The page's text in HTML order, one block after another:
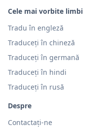
Cele mai vorbite limbi
Tradu în engleză
Traduceți în chineză
Traduceți în germană
Traduceți în hindi
Traduceți în rusă
Despre
Contactați-ne